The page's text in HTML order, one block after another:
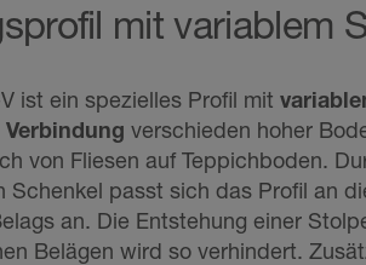
mit variablem
ist ein spezielles Profil mit
verschieden hoher
von Fliesen auf Teppichboden.
Schenkel passt sich das Profil an
an. Die Entstehung einer
Belägen wird so verhindert.